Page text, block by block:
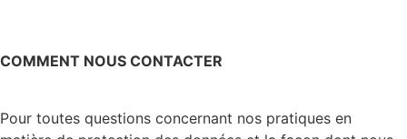
COMMENT NOUS CONTACTER
Pour toutes questions concernant nos pratiques en